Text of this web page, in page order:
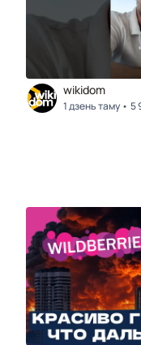
wikidom
1 дзень таму 5